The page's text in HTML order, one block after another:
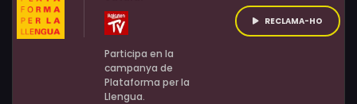
Rasmus Ritto, Ulla Charlotte Rechnagel, Mira Al-
Ashawah, Christopher Læssø, Brian Sivabalan
Participa en la
campanya de
Plataforma per la
Llengua.
RECLAMA-HO